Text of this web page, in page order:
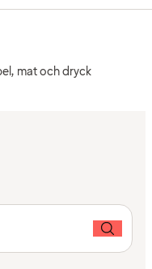
mat och dryck